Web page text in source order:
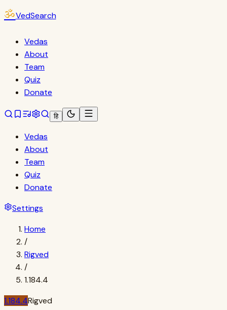
ॐVedSearch
Vedas
About
Team
Quiz
Donate
हि
Vedas
About
Team
Quiz
Donate
Settings
Home
/
Rigved
/
1.184.4
1.184.4Rigved